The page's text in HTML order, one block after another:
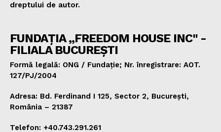
dreptului de autor.
FUNDAȚIA „FREEDOM HOUSE INC" -
FILIALA BUCUREȘTI
Formă legală: ONG / Fundație; Nr. înregistrare: AOT.
127/PJ/2004
Adresa: Bd. Ferdinand I 125, Sector 2, București,
România – 21387
Telefon: +40.743.291.261